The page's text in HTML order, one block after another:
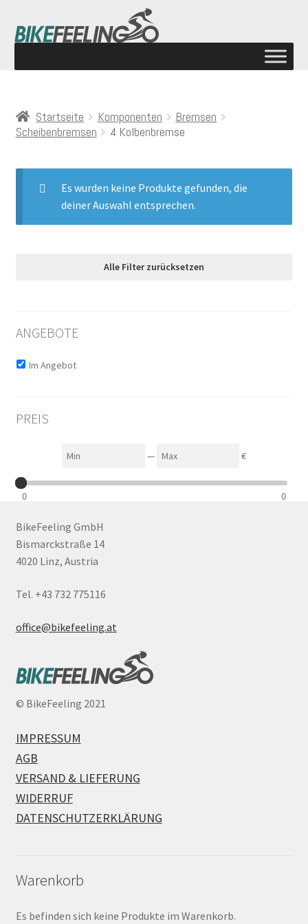
Startseite Komponenten
Bremsen
Scheibenbremsen
4 Kolbenbremse
Es wurden keine Produkte gefunden, die
deiner Auswahl entsprechen.
Alle Filter zurücksetzen
ANGEBOTE
Im Angebot
PREIS
Min — €
0 0
BikeFeeling GmbH
Bismarckstraße 14
4020 Linz, Austria
Tel. +43 732 775116
office@bikefeeling.at
© BikeFeeling 2021
IMPRESSUM
AGB
VERSAND & LIEFERUNG
WIDERRUF
DATENSCHUTZERKLÄRUNG
Warenkorb
Es befinden sich keine Produkte im Warenkorb.